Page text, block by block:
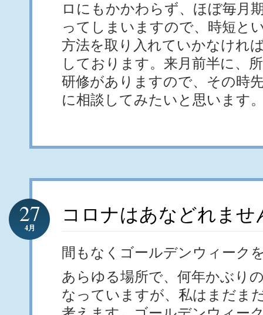
ロにもかかわらず、ほぼ毎月
ってしまいますので、時短と
方法を取り入れていかなけれ
しております。来月前半に、
研修がありますので、その時
に相談してみたいと思います
コロナはあなどれませ
27
4月
間もなくゴールデンウィーク
あらゆる場所で、何年かぶり
なっていますが、私はまだま